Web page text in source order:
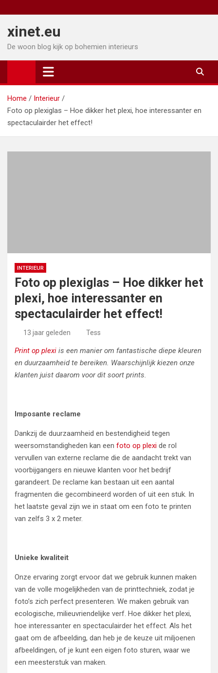
naar
inhoud
xinet.eu
De woon blog kijk op bohemien interieurs
Home
Interieur
Foto op plexiglas – Hoe dikker het plexi, hoe interessanter en
spectaculairder het effect!
INTERIEUR
Foto op plexiglas – Hoe dikker het
plexi, hoe interessanter en
spectaculairder het effect!
13 jaar geleden Tess
Print op plexi is een manier om fantastische diepe kleuren
en duurzaamheid te bereiken. Waarschijnlijk kiezen onze
klanten juist daarom voor dit soort prints.
Imposante reclame
Dankzij de duurzaamheid en bestendigheid tegen
weersomstandigheden kan een foto op plexi de rol
vervullen van externe reclame die de aandacht trekt van
voorbijgangers en nieuwe klanten voor het bedrijf
garandeert. De reclame kan bestaan uit een aantal
fragmenten die gecombineerd worden of uit een stuk. In
het laatste geval zijn we in staat om een foto te printen
van zelfs 3 x 2 meter.
Unieke kwaliteit
Onze ervaring zorgt ervoor dat we gebruik kunnen maken
van de volle mogelijkheden van de printtechniek, zodat je
foto’s zich perfect presenteren. We maken gebruik van
ecologische, milieuvriendelijke verf. Hoe dikker het plexi,
hoe interessanter en spectaculairder het effect. Als het
gaat om de afbeelding, dan heb je de keuze uit miljoenen
afbeeldingen, of je kunt een eigen foto sturen, waar we
een meesterstuk van maken.